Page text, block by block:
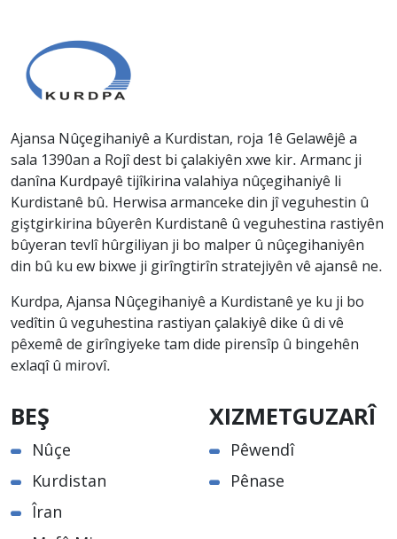
Ajansa Nûçegihaniyê a Kurdistan, roja 1ê Gelawêjê a
sala 1390an a Rojî dest bi çalakiyên xwe kir. Armanc ji
danîna Kurdpayê tijîkirina valahiya nûçegihaniyê li
Kurdistanê bû. Herwisa armanceke din jî veguhestin û
giştgirkirina bûyerên Kurdistanê û veguhestina rastiyên
bûyeran tevlî hûrgiliyan ji bo malper û nûçegihaniyên
din bû ku ew bixwe ji girîngtirîn stratejiyên vê ajansê ne.
Kurdpa, Ajansa Nûçegihaniyê a Kurdistanê ye ku ji bo
vedîtin û veguhestina rastiyan çalakiyê dike û di vê
pêxemê de girîngiyeke tam dide pirensîp û bingehên
exlaqî û mirovî.
BEŞ
Nûçe
Kurdistan
Îran
XIZMETGUZARÎ
Pêwendî
Pênase